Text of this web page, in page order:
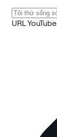
URL YouTube